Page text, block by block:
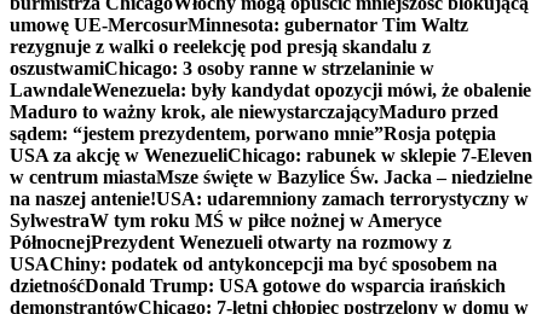
umowę UE-MercosurMinnesota: gubernator Tim Waltz
rezygnuje z walki o reelekcję pod presją skandalu z
oszustwamiChicago: 3 osoby ranne w strzelaninie w
LawndaleWenezuela: były kandydat opozycji mówi, że obalenie
Maduro to ważny krok, ale niewystarczającyMaduro przed
sądem: “jestem prezydentem, porwano mnie”Rosja potępia
USA za akcję w WenezueliChicago: rabunek w sklepie 7-Eleven
w centrum miastaMsze święte w Bazylice Św. Jacka – niedzielne
na naszej antenie!USA: udaremniony zamach terrorystyczny w
SylwestraW tym roku MŚ w piłce nożnej w Ameryce
PółnocnejPrezydent Wenezueli otwarty na rozmowy z
USAChiny: podatek od antykoncepcji ma być sposobem na
dzietnośćDonald Trump: USA gotowe do wsparcia irańskich
demonstrantówChicago: 7-letni chłopiec postrzelony w domu w